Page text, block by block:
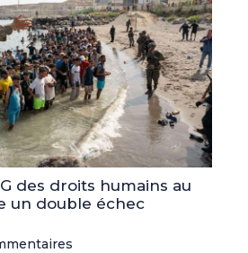
des droits humains au
un double échec